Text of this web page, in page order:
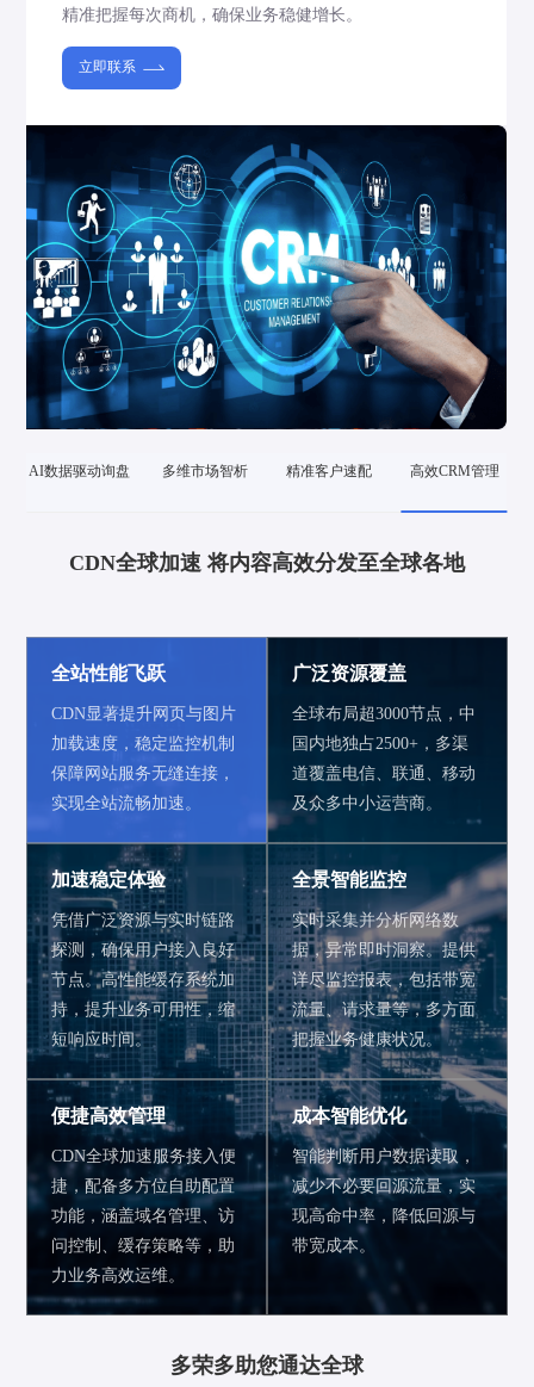
精准把握每次商机，确保业务稳健增长。
立即联系
CDN全球加速 将内容高效分发至全球各地
全站性能飞跃
CDN显著提升网页与图片
加载速度，稳定监控机制
保障网站服务无缝连接，
实现全站流畅加速。
广泛资源覆盖
全球布局超3000节点，中
国内地独占2500+，多渠
道覆盖电信、联通、移动
及众多中小运营商。
加速稳定体验
凭借广泛资源与实时链路
探测，确保用户接入良好
节点。高性能缓存系统加
持，提升业务可用性，缩
短响应时间。
全景智能监控
实时采集并分析网络数
据，异常即时洞察。提供
详尽监控报表，包括带宽
流量、请求量等，多方面
把握业务健康状况。
便捷高效管理
CDN全球加速服务接入便
捷，配备多方位自助配置
功能，涵盖域名管理、访
问控制、缓存策略等，助
力业务高效运维。
成本智能优化
智能判断用户数据读取，
减少不必要回源流量，实
现高命中率，降低回源与
带宽成本。
多荣多助您通达全球